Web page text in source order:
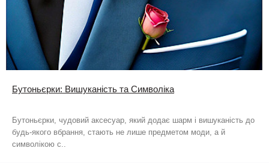
Бутоньєрки: Вишуканість та Символіка
Бутоньєрки, чудовий аксесуар, який додає шарм і вишуканість до
будь-якого вбрання, стають не лише предметом моди, а й
символікою с..